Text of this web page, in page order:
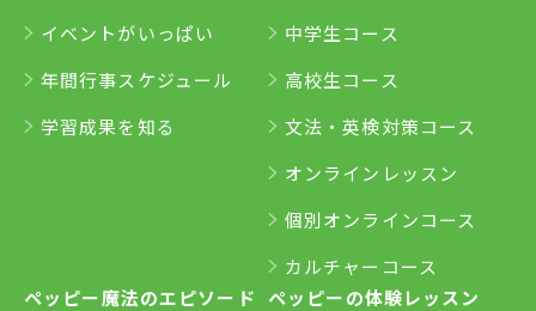
イベントがいっぱい
年間行事スケジュール
学習成果を知る
中学生コース
高校生コース
文法・英検対策コース
オンラインレッスン
個別オンラインコース
カルチャーコース
ペッピー魔法のエピソード
ペッピーの体験レッスン